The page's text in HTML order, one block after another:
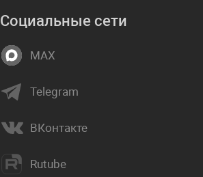
Социальные сети
MAX
Telegram
ВКонтакте
Rutube